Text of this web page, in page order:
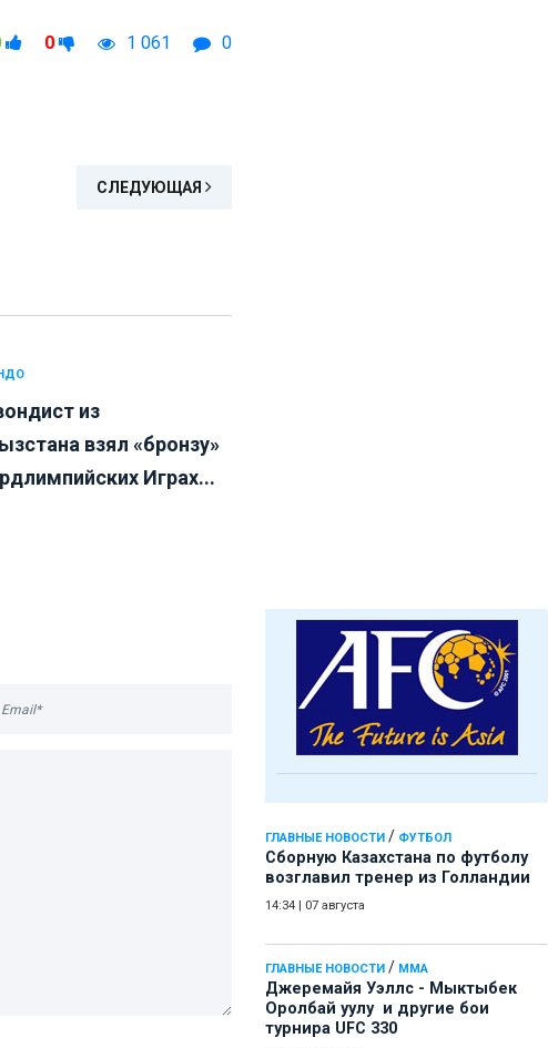
ГЛАВНЫЕ НОВОСТИ / ФУТБОЛ
Сборную Казахстана по футболу
возглавил тренер из Голландии
14:34 07 августа
ГЛАВНЫЕ НОВОСТИ / ММА
Джеремайя Уэллс - Мыктыбек
Оролбай уулу и другие бои
турнира UFC 330
0 1 061 0
СЛЕДУЮЩАЯ
из
взял «бронзу»
Играх...